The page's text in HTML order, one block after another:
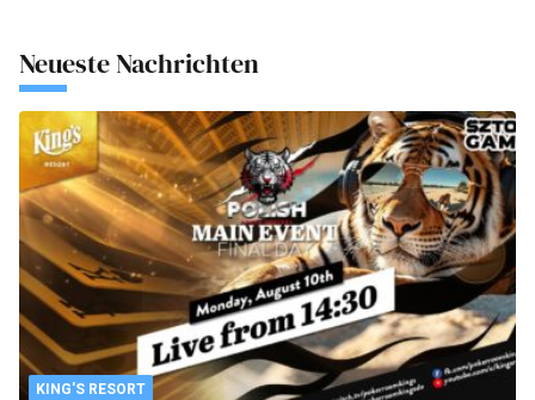
Neueste Nachrichten
KING'S RESORT